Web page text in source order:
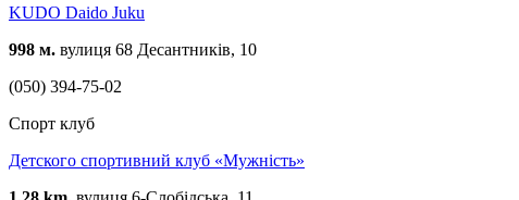
KUDO Daido Juku
998 м. вулиця 68 Десантників, 10
(050) 394-75-02
Спорт клуб
Детcкого спортивний клуб «Мужність»